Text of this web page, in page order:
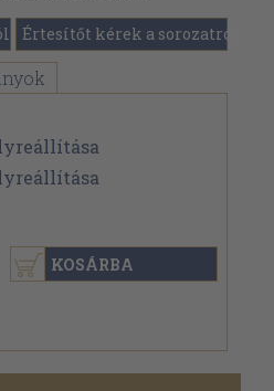
Értesítőt kérek a sorozatról
KOSÁRBA